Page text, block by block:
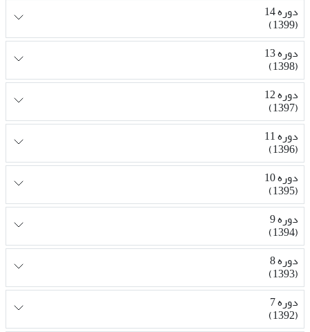
دوره 14
(1399)
دوره 13
(1398)
دوره 12
(1397)
دوره 11
(1396)
دوره 10
(1395)
دوره 9
(1394)
دوره 8
(1393)
دوره 7
(1392)